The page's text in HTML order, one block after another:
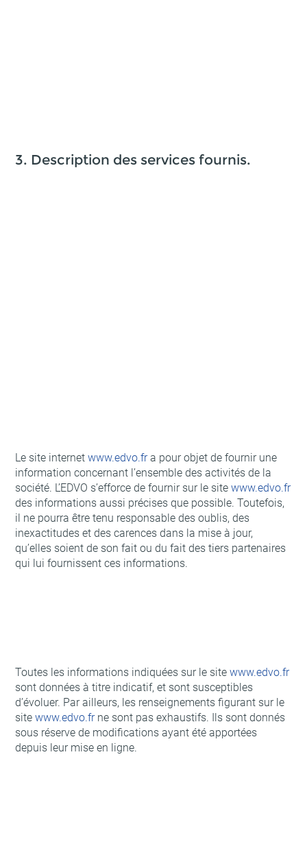
3. Description des services fournis.
Le site internetwww.edvo.fra pour objet de fournir une
information concernant l’ensemble des activités de la
société. L’EDVO s’efforce de fournir sur le sitewww.edvo.fr
des informations aussi précises que possible. Toutefois,
il ne pourra être tenu responsable des oublis, des
inexactitudes et des carences dans la mise à jour,
qu’elles soient de son fait ou du fait des tiers partenaires
qui lui fournissent ces informations.
Toutes les informations indiquées sur le sitewww.edvo.fr
sont données à titre indicatif, et sont susceptibles
d’évoluer. Par ailleurs, les renseignements figurant sur le
sitewww.edvo.frne sont pas exhaustifs. Ils sont donnés
sous réserve de modifications ayant été apportées
depuis leur mise en ligne.